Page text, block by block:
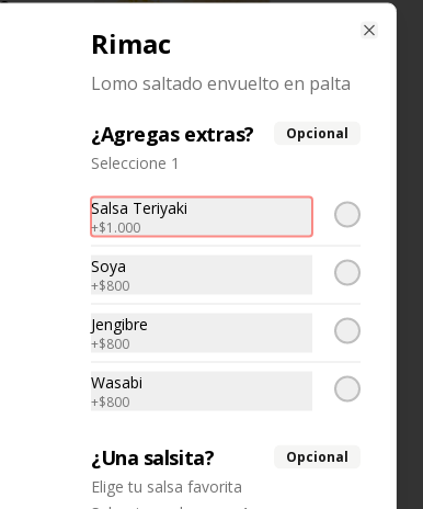
Rimac
Lomo saltado envuelto en palta
¿Agregas extras? Opcional
Seleccione 1
Salsa Teriyaki
+$1.000
Soya
+$800
Jengibre
+$800
Wasabi
+$800
¿Una salsita? Opcional
Elige tu salsa favorita